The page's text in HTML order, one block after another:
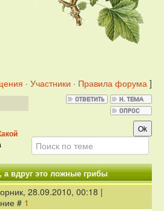
· Участники · Правила форума ]
вдруг это ложные грибы
28.09.2010, 00:18 |
# 1